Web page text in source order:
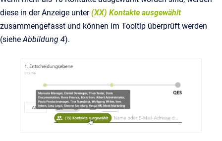
diese in der Anzeige unter(XX) Kontakte ausgewählt
zusammengefasst und können im Tooltip überprüft werden
(sieheAbbildung 4).